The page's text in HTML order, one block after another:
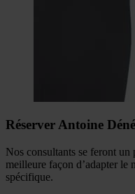
Réserver Antoine
Nos consultants se feront
meilleure façon d’adapter le
spécifique.